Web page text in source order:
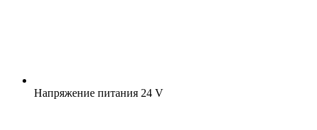
Напряжение питания 24 V